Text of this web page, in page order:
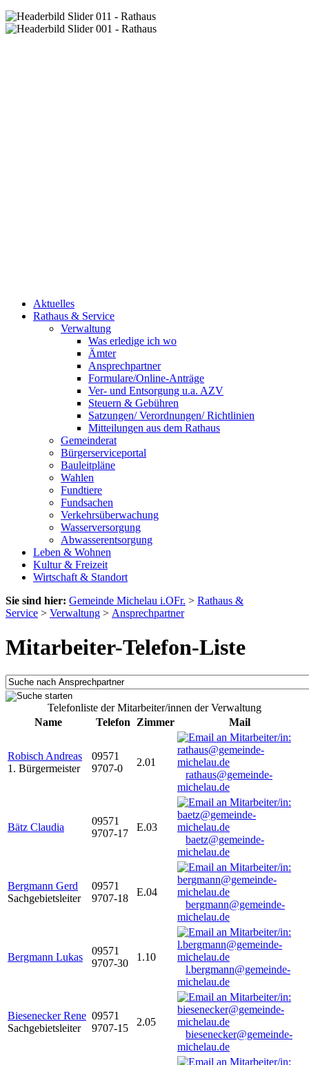
Aktuelles
Rathaus & Service
Verwaltung
Was erledige ich wo
Ämter
Ansprechpartner
Formulare/Online-Anträge
Ver- und Entsorgung u.a. AZV
Steuern & Gebühren
Satzungen/ Verordnungen/ Richtlinien
Mitteilungen aus dem Rathaus
Gemeinderat
Bürgerserviceportal
Bauleitpläne
Wahlen
Fundtiere
Fundsachen
Verkehrsüberwachung
Wasserversorgung
Abwasserentsorgung
Leben & Wohnen
Kultur & Freizeit
Wirtschaft & Standort
Sie sind hier: Gemeinde Michelau i.OFr. > Rathaus &
Service > Verwaltung > Ansprechpartner
Mitarbeiter-Telefon-Liste
Telefonliste der Mitarbeiter/innen der Verwaltung
Name
Telefon Zimmer Mail
Robisch Andreas
1. Bürgermeister
09571
9707-0
2.01
rathaus@gemeinde-
michelau.de
Bätz Claudia
09571
9707-17
E.03
baetz@gemeinde-
michelau.de
Bergmann Gerd
Sachgebietsleiter
09571
9707-18
E.04
bergmann@gemeinde-
michelau.de
Bergmann Lukas
09571
9707-30
1.10
l.bergmann@gemeinde-
michelau.de
Biesenecker Rene
Sachgebietsleiter
09571
9707-15
2.05
biesenecker@gemeinde-
michelau.de